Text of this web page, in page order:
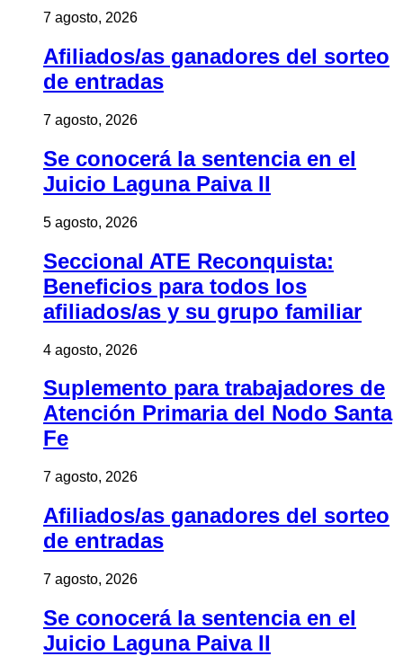
7 agosto, 2026
Afiliados/as ganadores del sorteo
de entradas
7 agosto, 2026
Se conocerá la sentencia en el
Juicio Laguna Paiva II
5 agosto, 2026
Seccional ATE Reconquista:
Beneficios para todos los
afiliados/as y su grupo familiar
4 agosto, 2026
Suplemento para trabajadores de
Atención Primaria del Nodo Santa
Fe
7 agosto, 2026
Afiliados/as ganadores del sorteo
de entradas
7 agosto, 2026
Se conocerá la sentencia en el
Juicio Laguna Paiva II